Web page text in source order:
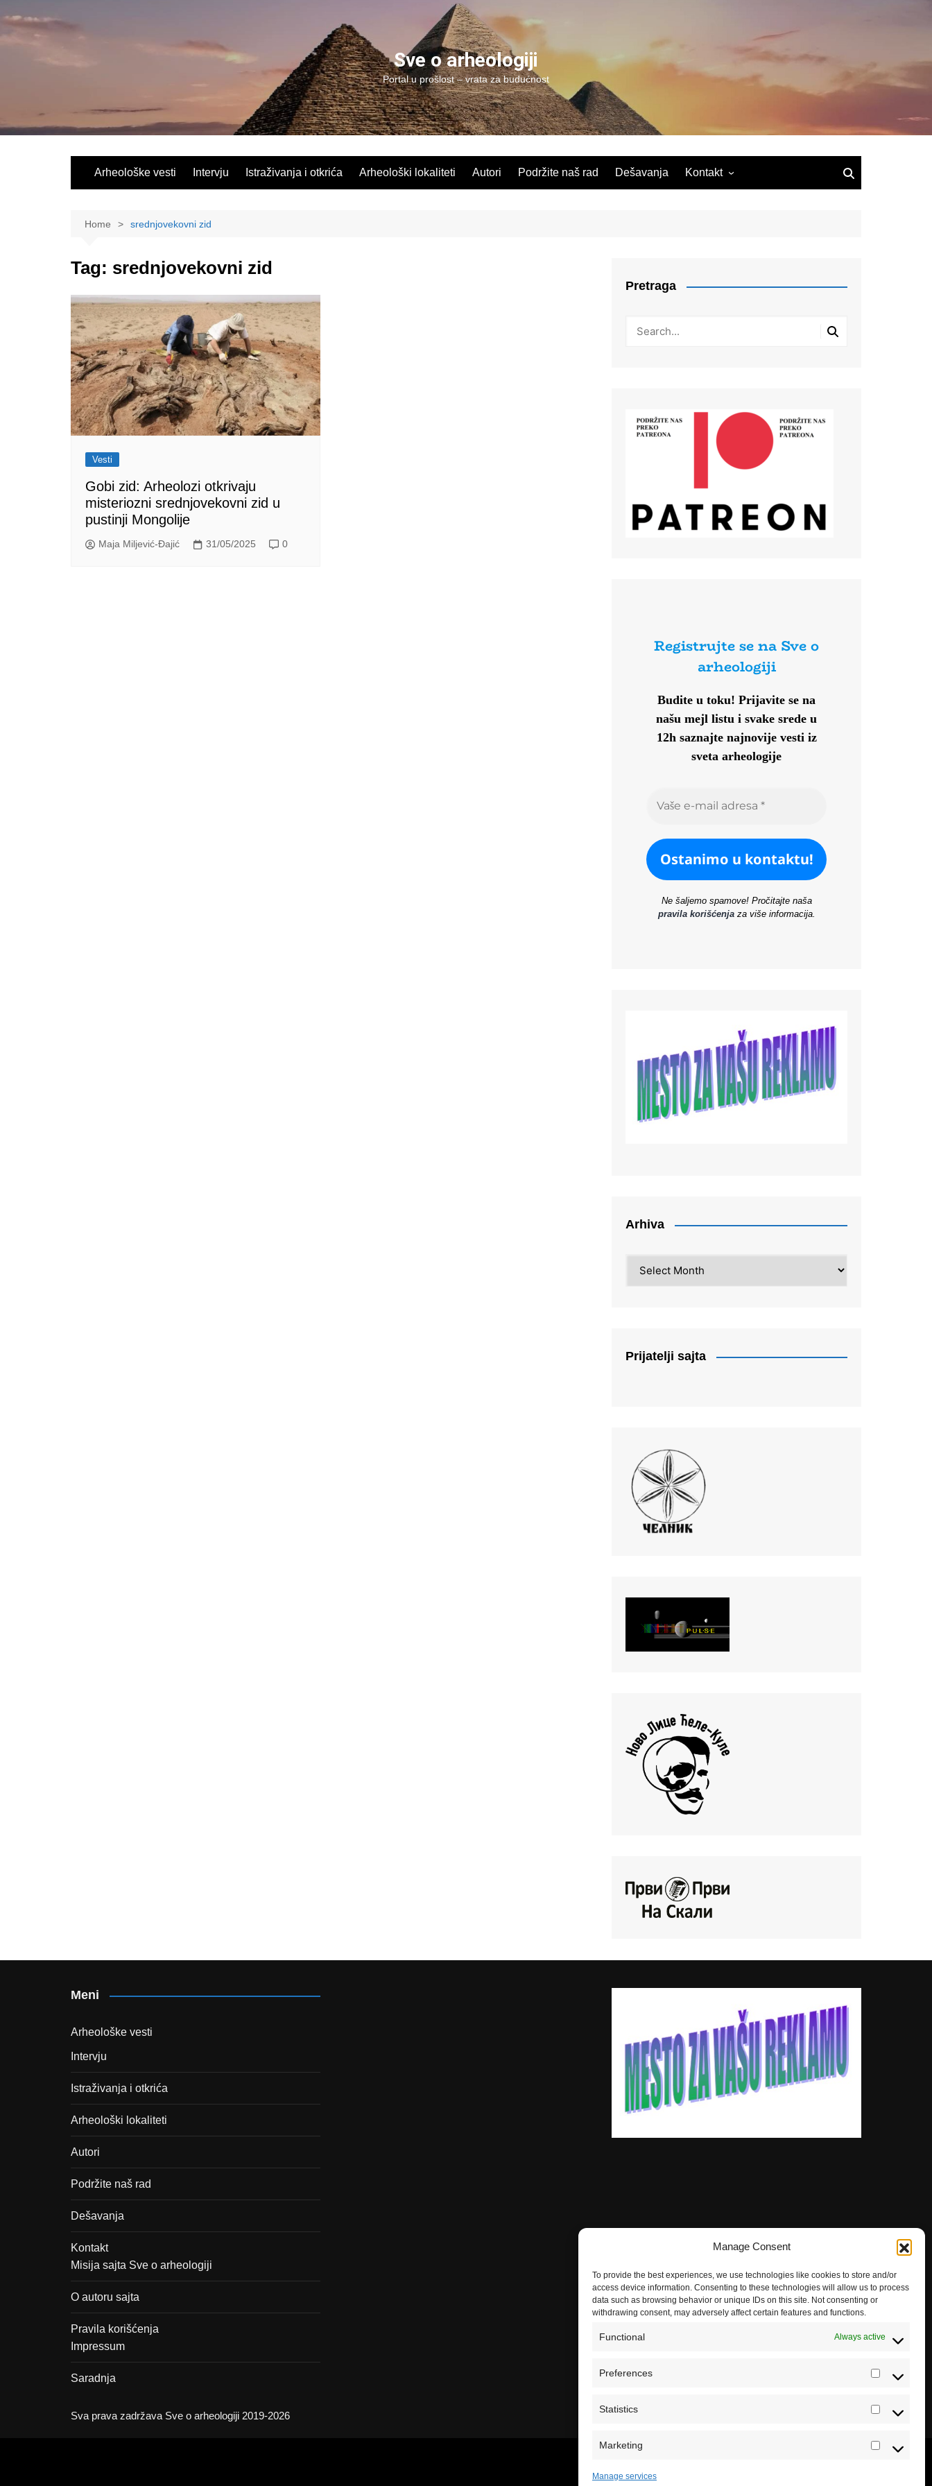
Manage Consent
To provide the best experiences, we use technologies like cookies to store and/or
access device information. Consenting to these technologies will allow us to process
data such as browsing behavior or unique IDs on this site. Not consenting or
withdrawing consent, may adversely affect certain features and functions.
Functional Always active
Preferences
Statistics Statistics
Marketing Marketing
Manage services
Sve o arheologiji
Portal u prošlost – vrata za budućnost
Arheološke vesti Intervju Istraživanja i otkrića Arheološki lokaliteti Autori Podržite naš rad Dešavanja Kontakt
Home srednjovekovni zid
Tag: srednjovekovni zid
Vesti
Gobi zid: Arheolozi otkrivaju
misteriozni srednjovekovni zid u
pustinji Mongolije
Maja Miljević-Đajić 31/05/2025 0
Pretraga
Registrujte se na Sve o
arheologiji
Budite u toku! Prijavite se na
našu mejl listu i svake srede u
12h saznajte najnovije vesti iz
sveta arheologije
Ne šaljemo spamove! Pročitajte naša
pravila korišćenjaza više informacija.
Arhiva
Prijatelji sajta
Meni
Arheološke vesti
Intervju
Istraživanja i otkrića
Arheološki lokaliteti
Autori
Podržite naš rad
Dešavanja
Kontakt
Misija sajta Sve o arheologiji
O autoru sajta
Pravila korišćenja
Impressum
Saradnja
Sva prava zadržava Sve o arheologiji 2019-2026